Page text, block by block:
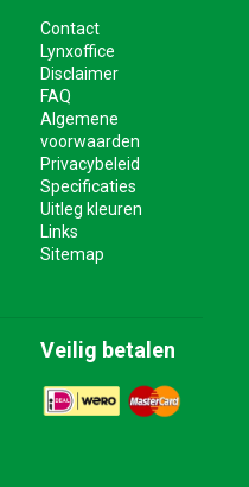
Contact
Lynxoffice
Disclaimer
FAQ
Algemene
voorwaarden
Privacybeleid
Specificaties
Uitleg kleuren
Links
Sitemap
Veilig betalen